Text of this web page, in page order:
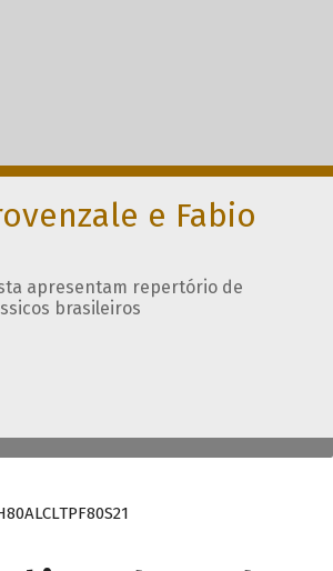
e Fabio
apresentam repertório de
brasileiros